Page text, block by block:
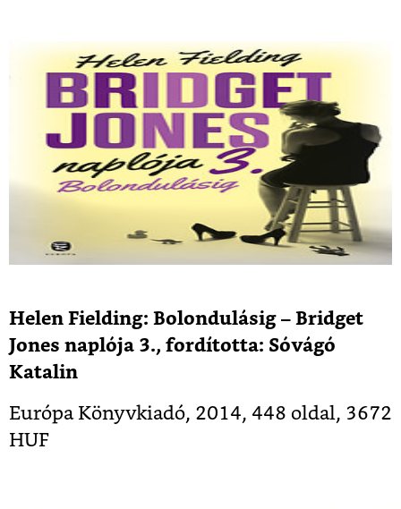
Helen Fielding: Bolondulásig – Bridget
Jones naplója 3., fordította: Sóvágó
Katalin
Európa Könyvkiadó, 2014, 448 oldal, 3672
HUF